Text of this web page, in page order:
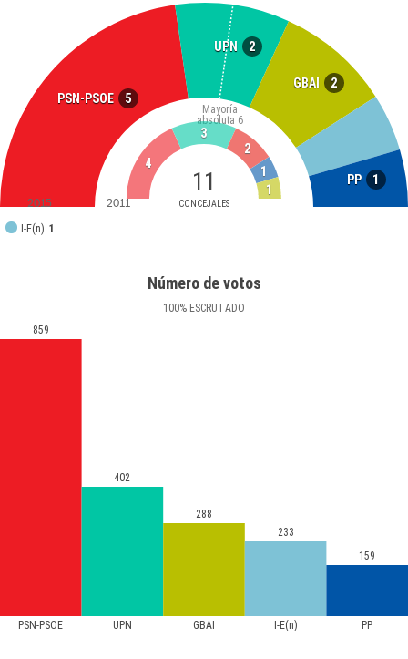
PSN-PSOE 5
UPN 2
GBAI 2
PP 1
11
CONCEJALES
Mayoría
absoluta 6
I-E(n) 1
4
3
2
1
1
2015 2011
Número de votos
100% ESCRUTADO
PSN-PSOE UPN GBAI I-E(n) PP
859
402
288
233
159